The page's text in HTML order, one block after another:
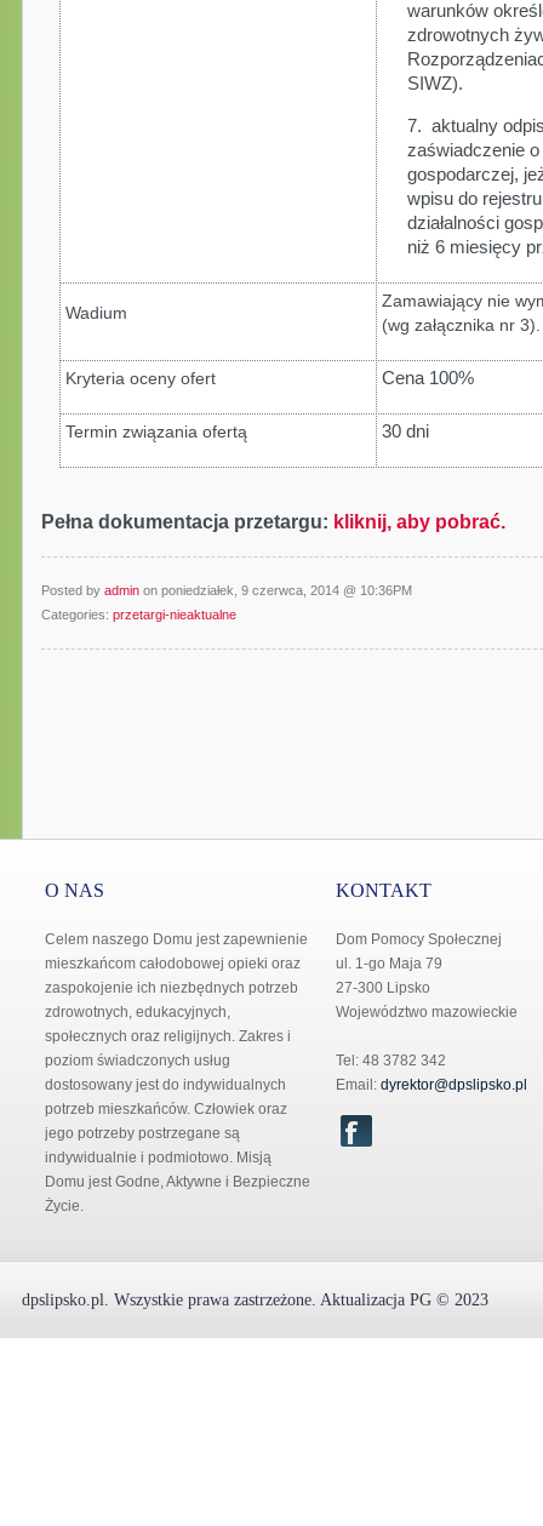
warunków
zdrowotnych
SIWZ).
7. aktualny
zaświadczenie o
gospodarczej,
wpisu do
działalności
niż 6 miesięcy
Wadium
Zamawiający nie
(wg załącznika nr 3).
Kryteria oceny ofert Cena 100%
Termin związania ofertą 30 dni
Pełna dokumentacja przetargu: kliknij, aby pobrać.
Posted by admin on poniedziałek, 9 czerwca, 2014 @ 10:36PM
Categories: przetargi-nieaktualne
O NAS
Celem naszego Domu jest zapewnienie
mieszkańcom całodobowej opieki oraz
zaspokojenie ich niezbędnych potrzeb
zdrowotnych, edukacyjnych,
społecznych oraz religijnych. Zakres i
poziom świadczonych usług
dostosowany jest do indywidualnych
potrzeb mieszkańców. Człowiek oraz
jego potrzeby postrzegane są
indywidualnie i podmiotowo. Misją
Domu jest Godne, Aktywne i Bezpieczne
Życie.
KONTAKT
Dom Pomocy Społecznej
ul. 1-go Maja 79
27-300 Lipsko
Województwo mazowieckie
Tel: 48 3782 342
Email: dyrektor@dpslipsko.pl
dpslipsko.pl. Wszystkie prawa zastrzeżone. Aktualizacja PG © 2023